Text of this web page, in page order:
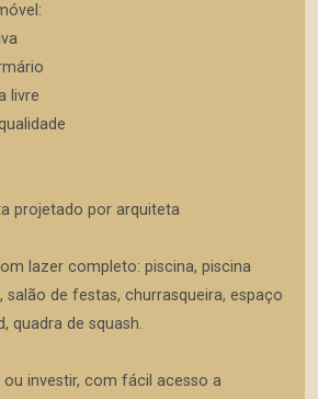
livre
projetado por arquiteta
lazer completo: piscina, piscina
salão de festas, churrasqueira, espaço
quadra de squash.
investir, com fácil acesso a